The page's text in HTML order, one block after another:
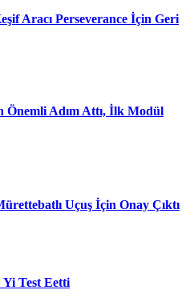
Aracı Perseverance İçin Geri
Önemli Adım Attı, İlk Modül
Uçuş İçin Onay Çıktı
Yi Test Eetti